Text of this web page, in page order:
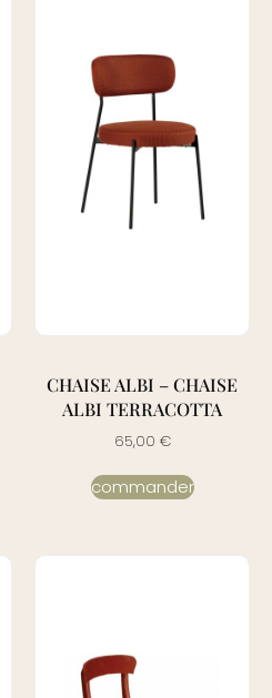
CHAISE ALBI – CHAISE
ALBI TERRACOTTA
65,00 €
commander